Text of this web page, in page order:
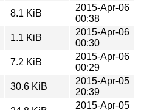
8.1 KiB
2015-Apr-06
00:38
1.1 KiB
2015-Apr-06
00:30
7.2 KiB
2015-Apr-06
00:29
30.6 KiB
2015-Apr-05
20:39
2015-Apr-05